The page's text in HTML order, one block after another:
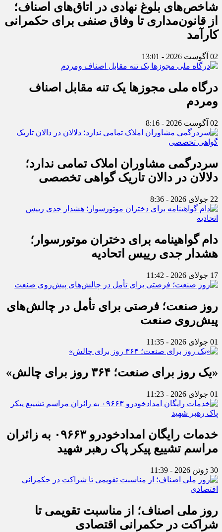
شاخص‌های بلوغ نهادی در اتاق‌های اصناف؛
از قانون‌مداری تا وفاق صنفی برای حکمرانی
کارآمد
02 آگوست 2026 - 13:01
درگاه ملی مجوزها یک تنه مقابل اصناف
ومردم
02 آگوست 2026 - 8:16
سردرگمی مشاوران املاک تمامی ندارد؛
دلالان در دالان تاریک گواهی تخصصی
22 جولای 2026 - 8:36
دام گواهینامه برای دختران موتورسوار؛
هشدار جدی رییس اتحادیه
17 جولای 2026 - 11:42
روز صنعت؛ فرصتی برای تأمل در چالش‌های
پیش‌روی صنعت
01 جولای 2026 - 11:35
«یک روز برای صنعت؛ ۳۶۴ روز برای چالش»
01 جولای 2026 - 11:23
خدمات رایگان امدادخودرو ۰۹۶۶۳ به زائران
مراسم تشییع پیکر پاک رهبر شهید
30 ژوئن 2026 - 11:39
روز ملی اصناف؛ از مناسبت تقویمی تا
شراکت در حکمرانی اقتصادی